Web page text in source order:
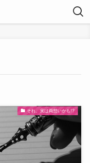
それ、実は両想いかも!?